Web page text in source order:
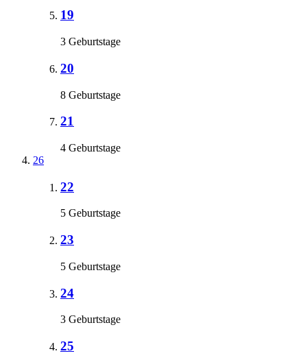
19
3 Geburtstage
20
8 Geburtstage
21
4 Geburtstage
26
22
5 Geburtstage
23
5 Geburtstage
24
3 Geburtstage
25